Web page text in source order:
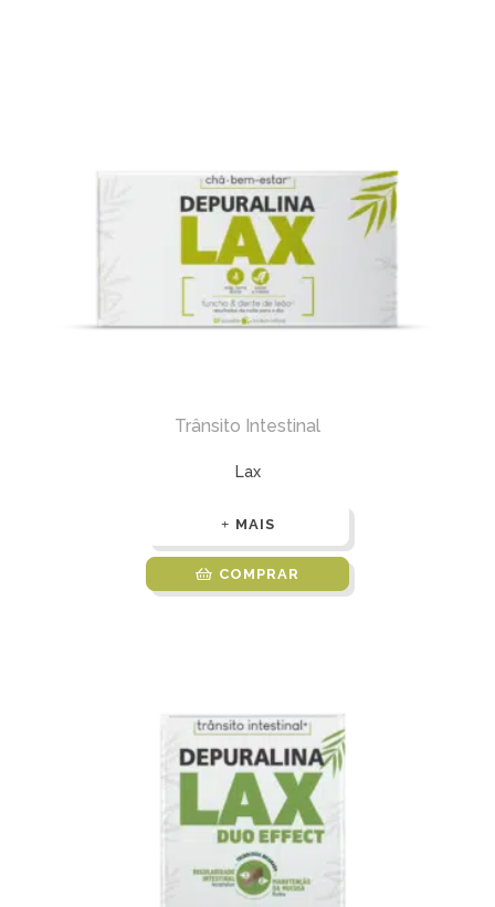
Trânsito Intestinal
Lax
MAIS
COMPRAR